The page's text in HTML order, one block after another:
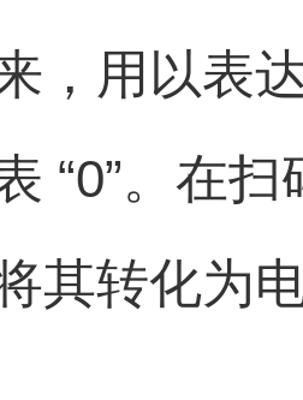
，用以表
“0”。在
其转化为